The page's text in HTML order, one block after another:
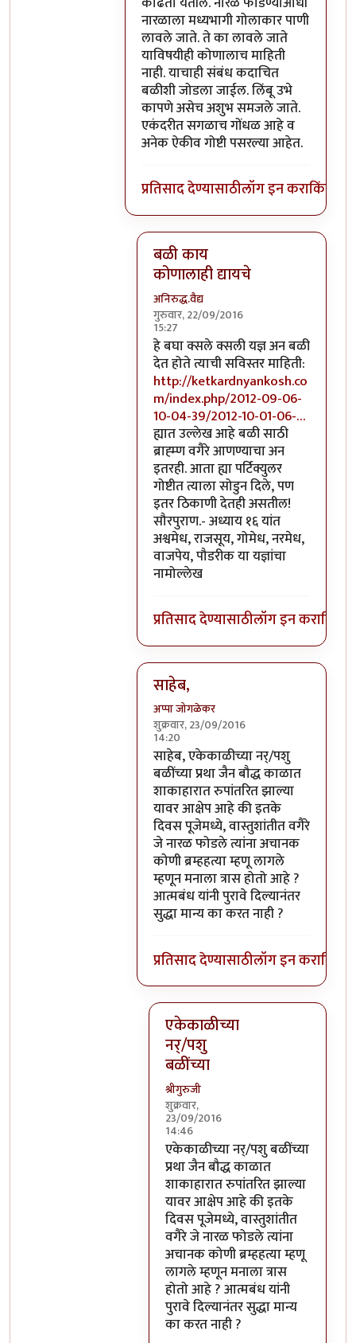
नारळाला मध्यभागी गोलाकार पाणी
लावले जाते. ते का लावले जाते
याविषयीही कोणालाच माहिती
नाही. याचाही संबंध कदाचित
बळीशी जोडला जाईल. लिंबू उभे
कापणे असेच अशुभ समजले जाते.
एकंदरीत सगळाच गोंधळ आहे व
अनेक ऐकीव गोष्टी पसरल्या आहेत.
प्रतिसाद देण्यासाठीलॉग इन कराकिंवा
बळी काय
कोणालाही द्यायचे
अनिरुद्ध.वैद्य
गुरुवार, 22/09/2016
15:27
In reply toपरंतु नारळ फोडणे म्हणजे
हे बघा क्सले क्सली यज्ञ अन बळी
देत होते त्याची सविस्तर माहिती:
http://ketkardnyankosh.co
m/index.php/2012-09-06-
10-04-39/2012-10-01-06-…
ह्यात उल्लेख आहे बळी साठी
ब्राह्म्ण वगैरे आणण्याचा अन
इतरही. आता ह्या पर्टिक्युलर
गोष्टीत त्याला सोडुन दिले, पण
इतर ठिकाणी देतही असतील!
सौरपुराण.- अध्याय १६ यांत
अश्वमेध, राजसूय, गोमेध, नरमेध,
वाजपेय, पौडरीक या यज्ञांचा
नामोल्लेख
प्रतिसाद देण्यासाठीलॉग इन कराकिंवा
साहेब,
अप्पा जोगळेकर
शुक्रवार, 23/09/2016
14:20
In reply toपरंतु नारळ फोडणे म्हणजे
साहेब, एकेकाळीच्या नर्/पशु
बळींच्या प्रथा जैन बौद्ध काळात
शाकाहारात रुपांतरित झाल्या
यावर आक्षेप आहे की इतके
दिवस पूजेमध्ये, वास्तुशांतीत वगैरे
जे नारळ फोडले त्यांना अचानक
कोणी ब्रम्हहत्या म्हणू लागले
म्हणून मनाला त्रास होतो आहे ?
आत्मबंध यांनी पुरावे दिल्यानंतर
सुद्धा मान्य का करत नाही ?
प्रतिसाद देण्यासाठीलॉग इन कराकिंवा
एकेकाळीच्या
नर्/पशु
बळींच्या
श्रीगुरुजी
शुक्रवार,
23/09/2016
14:46
In reply toसाहेब,byअप्पा जोगळेकर
एकेकाळीच्या नर्/पशु बळींच्या
प्रथा जैन बौद्ध काळात
शाकाहारात रुपांतरित झाल्या
यावर आक्षेप आहे की इतके
दिवस पूजेमध्ये, वास्तुशांतीत
वगैरे जे नारळ फोडले त्यांना
अचानक कोणी ब्रम्हहत्या म्हणू
लागले म्हणून मनाला त्रास
होतो आहे ? आत्मबंध यांनी
पुरावे दिल्यानंतर सुद्धा मान्य
का करत नाही ?